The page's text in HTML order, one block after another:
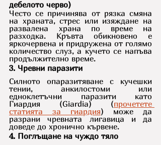
дебелото черво)
Често се причинява от рязка смяна
на храната, стрес или изяждане на
развалена храна по време на
разходка. Кръвта обикновено е
яркочервена и придружена от голямо
количество слуз, а кучето се напъва
продължително време.
3. Чревни паразити
Силното опаразитяване с кучешки
тении, анкилостоми или
едноклетъчни паразити като
Гиардия (Giardia) (прочетете
статията за гиардия) може да
разрани чревната лигавица и да
доведе до хронично кървене.
4. Поглъщане на чуждо тяло